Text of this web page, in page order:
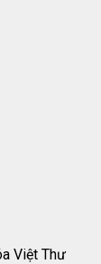
Việt Thư